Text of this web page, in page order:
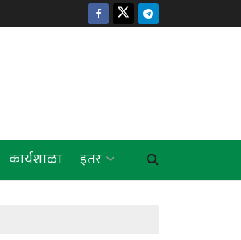
कार्यशाळा इतर